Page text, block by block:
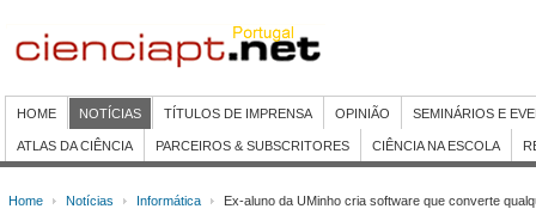
HOME NOTÍCIAS TÍTULOS DE IMPRENSA OPINIÃO SEMINÁRIOS E
ATLAS DA CIÊNCIA PARCEIROS & SUBSCRITORES CIÊNCIA NA ESCOLA
Home Notícias Informática Ex-aluno da UMinho cria software que converte